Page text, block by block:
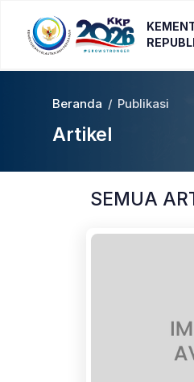
Beranda / Publikasi
Artikel
SEMUA